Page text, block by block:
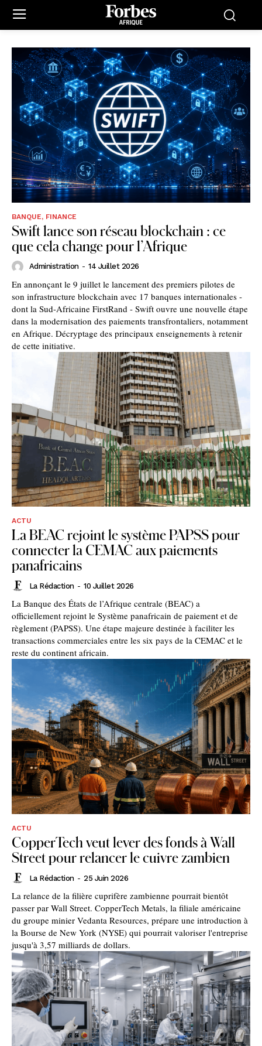
BANQUE, FINANCE
Swift lance son réseau blockchain : ce
que cela change pour l’Afrique
Administration - 14 Juillet 2026
En annonçant le 9 juillet le lancement des premiers pilotes de
son infrastructure blockchain avec 17 banques internationales -
dont la Sud-Africaine FirstRand - Swift ouvre une nouvelle étape
dans la modernisation des paiements transfrontaliers, notamment
en Afrique. Décryptage des principaux enseignements à retenir
de cette initiative.
ACTU
La BEAC rejoint le système PAPSS pour
connecter la CEMAC aux paiements
panafricains
La Rédaction - 10 Juillet 2026
La Banque des États de l’Afrique centrale (BEAC) a
officiellement rejoint le Système panafricain de paiement et de
règlement (PAPSS). Une étape majeure destinée à faciliter les
transactions commerciales entre les six pays de la CEMAC et le
reste du continent africain.
ACTU
CopperTech veut lever des fonds à Wall
Street pour relancer le cuivre zambien
La Rédaction - 25 Juin 2026
La relance de la filière cuprifère zambienne pourrait bientôt
passer par Wall Street. CopperTech Metals, la filiale américaine
du groupe minier Vedanta Resources, prépare une introduction à
la Bourse de New York (NYSE) qui pourrait valoriser l'entreprise
jusqu'à 3,57 milliards de dollars.